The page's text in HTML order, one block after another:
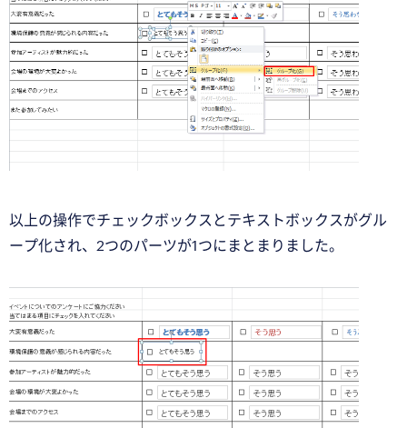
以上の操作でチェックボックスとテキストボックスがグル
ープ化され、2つのパーツが1つにまとまりました。